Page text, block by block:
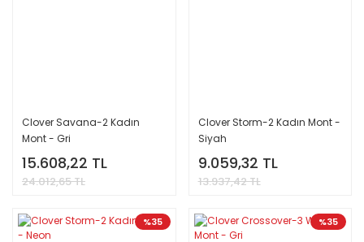
Clover Savana-2 Kadın
Mont - Gri
15.608,22 TL
24.012,65 TL
Clover Storm-2 Kadın Mont -
Siyah
9.059,32 TL
13.937,42 TL
%35 %35